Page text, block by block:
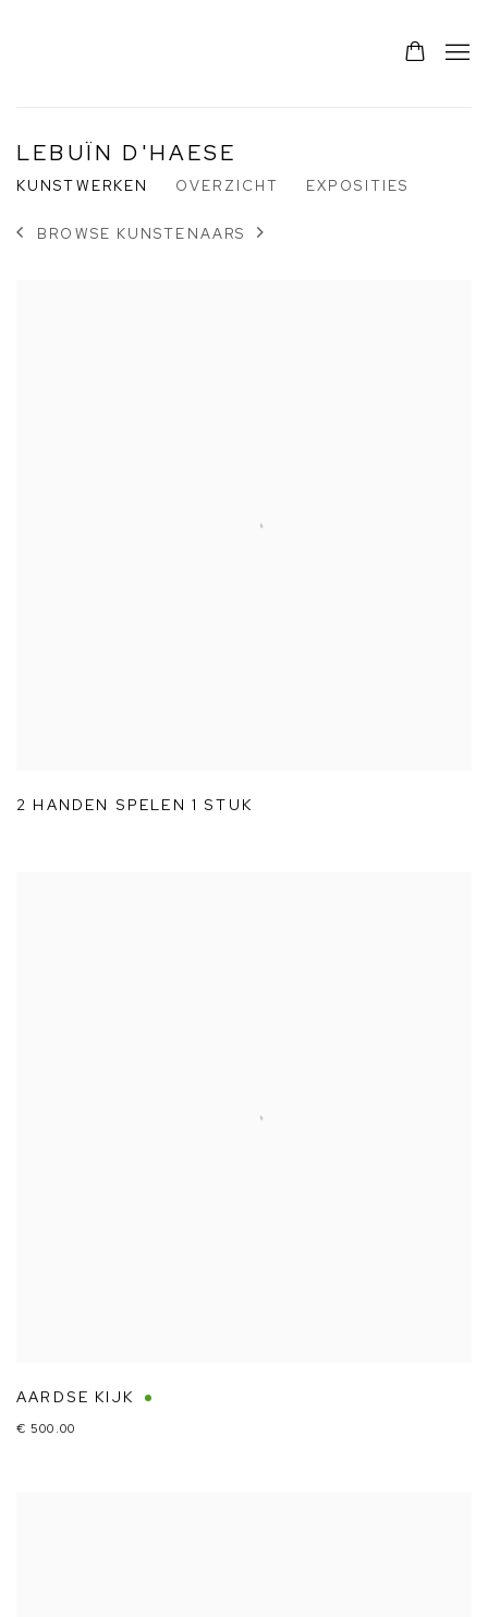
LEBUÏN D'HAESE
KUNSTWERKEN OVERZICHT EXPOSITIES
BROWSE KUNSTENAARS
2 HANDEN SPELEN 1 STUK
AARDSE KIJK
€ 500.00